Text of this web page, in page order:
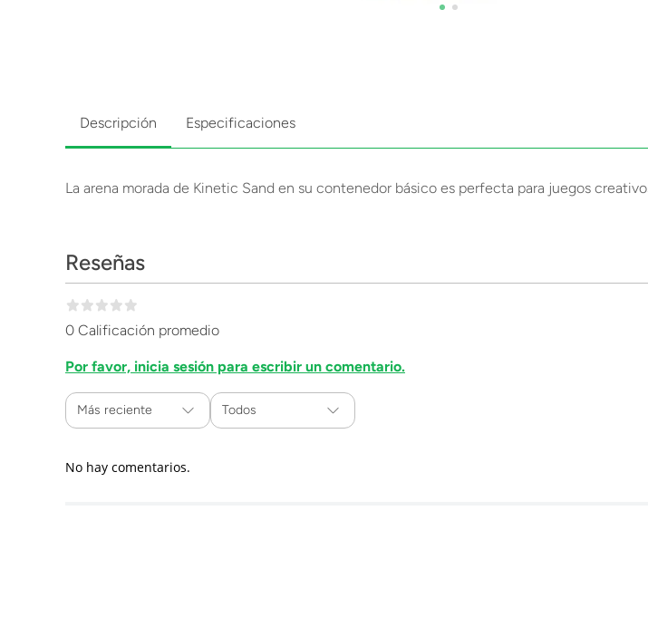
Descripción Especificaciones
La arena morada de Kinetic Sand en su contenedor básico es perfecta para juegos
Reseñas
0 Calificación promedio
Por favor, inicia sesión para escribir un comentario.
Más reciente Todos
No hay comentarios.